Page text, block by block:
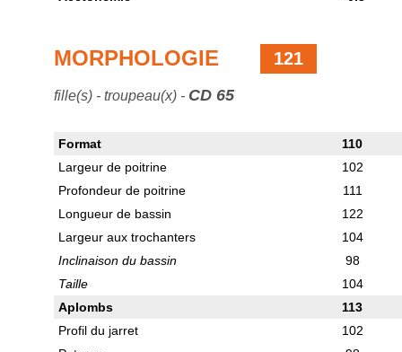
MORPHOLOGIE 121
fille(s) - troupeau(x) - CD 65
Format
110
Largeur de poitrine
102
Profondeur de poitrine
111
Longueur de bassin
122
Largeur aux trochanters
104
Inclinaison du bassin
98
Taille
104
Aplombs
113
Profil du jarret
102